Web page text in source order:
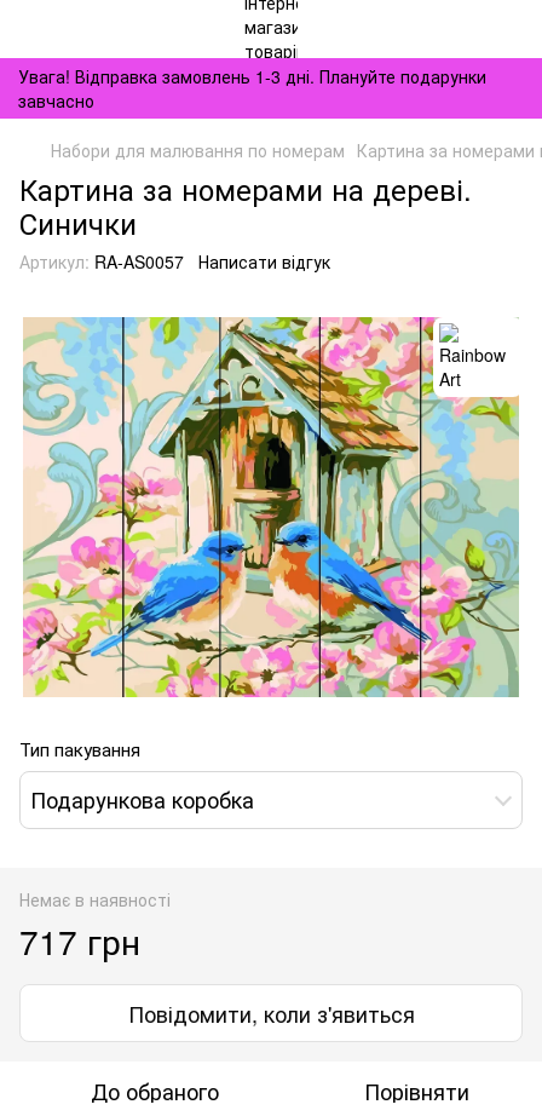
Увага! Відправка замовлень 1-3 дні. Плануйте подарунки
завчасно
Набори для малювання по номерам Картина за номерами
Картина за номерами на дереві.
Синички
Артикул: RA-AS0057 Написати відгук
Тип пакування
Подарункова коробка
Немає в наявності
717 грн
Повідомити, коли з'явиться
До обраного Порівняти